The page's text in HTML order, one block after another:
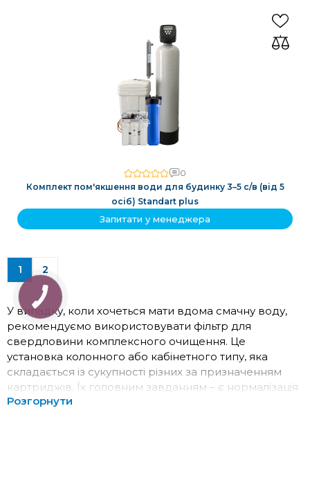
0
Комплект пом'якшення води для будинку 3–5 с/в (від 5
осіб) Standart plus
Запитати у менеджера
1 2
У випадку, коли хочеться мати вдома смачну воду,
рекомендуємо використовувати фільтр для
свердловини комплексного очищення. Це
установка колонного або кабінетного типу, яка
складається із сукупності різних за призначенням
картриджів. Їх головним завданням – є нормалізація
мінерального складу та видалення з Н2О шкідливих
Розгорнути